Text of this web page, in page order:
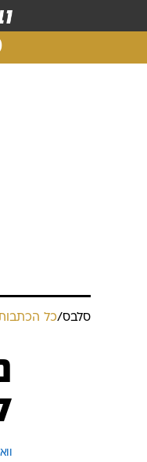
סלבס/כל